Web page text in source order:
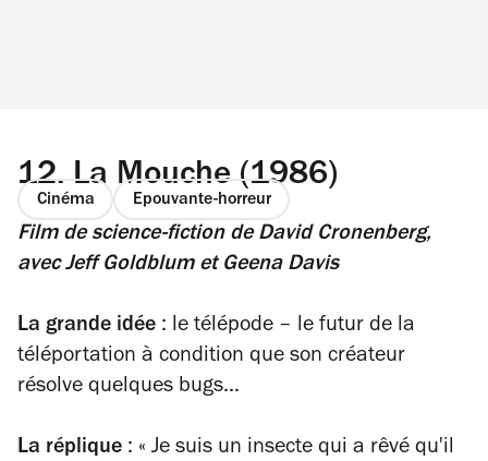
12. La Mouche (1986)
Cinéma Epouvante-horreur
Film de science-fiction de David Cronenberg,
avec Jeff Goldblum et Geena Davis
La grande idée : le télépode – le futur de la
téléportation à condition que son créateur
résolve quelques bugs...
La réplique : « Je suis un insecte qui a rêvé qu'il